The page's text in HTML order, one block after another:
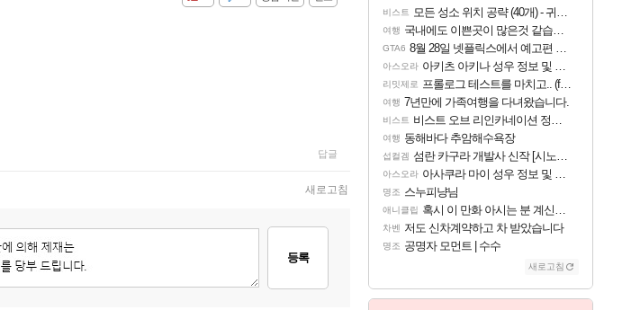
답글
새로고침
등록
비스트 모든 성소 위치 공략 (40개) - 귀환한 영혼 도전과제
여행 국내에도 이쁜곳이 많은것 같습니다
GTA6 8월 28일 넷플릭스에서 예고편 공개 예정
아스오라 아키츠 아키나 성우 정보 및 주요 필모
리밋제로 프롤로그 테스트를 마치고.. (feat. 리아)
여행 7년만에 가족여행을 다녀왔습니다.
비스트 비스트 오브 리인카네이션 정보/공략글 모음
여행 동해바다 추암해수욕장
섭컬겜 섬란 카구라 개발사 신작 [시노비 넥서스] 연내 출시 예정
아스오라 아사쿠라 마이 성우 정보 및 주요 필모
명조 스누피냥님
애니클립 혹시 이 만화 아시는 분 계신가요
차벤 저도 신차계약하고 차 받았습니다
명조 공명자 모먼트 | 수수
새로고침